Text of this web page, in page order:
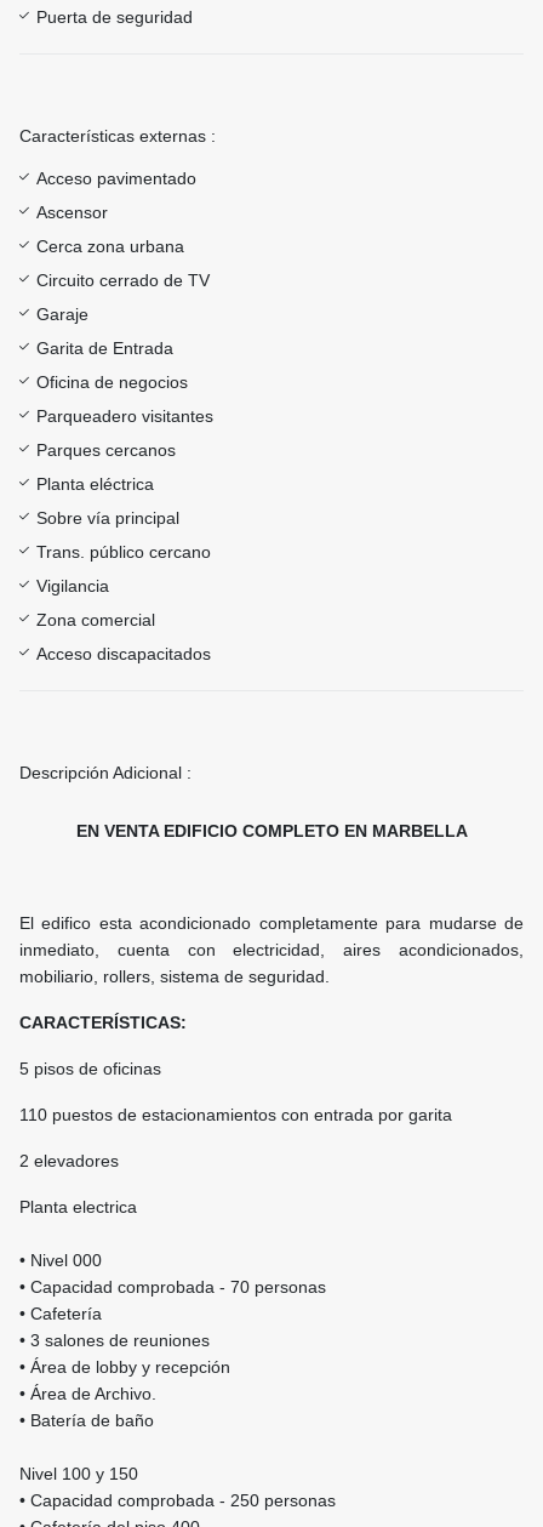
Puerta de seguridad
Características externas :
Acceso pavimentado
Ascensor
Cerca zona urbana
Circuito cerrado de TV
Garaje
Garita de Entrada
Oficina de negocios
Parqueadero visitantes
Parques cercanos
Planta eléctrica
Sobre vía principal
Trans. público cercano
Vigilancia
Zona comercial
Acceso discapacitados
Descripción Adicional :
EN VENTA EDIFICIO COMPLETO EN MARBELLA
El edifico esta acondicionado completamente para mudarse de
inmediato, cuenta con electricidad, aires acondicionados,
mobiliario, rollers, sistema de seguridad.
CARACTERÍSTICAS:
5 pisos de oficinas
110 puestos de estacionamientos con entrada por garita
2 elevadores
Planta electrica
• Nivel 000
• Capacidad comprobada - 70 personas
• Cafetería
• 3 salones de reuniones
• Área de lobby y recepción
• Área de Archivo.
• Batería de baño
Nivel 100 y 150
• Capacidad comprobada - 250 personas